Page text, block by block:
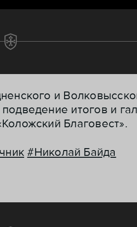
и
итогов и
Благовест».
#Николай Байда